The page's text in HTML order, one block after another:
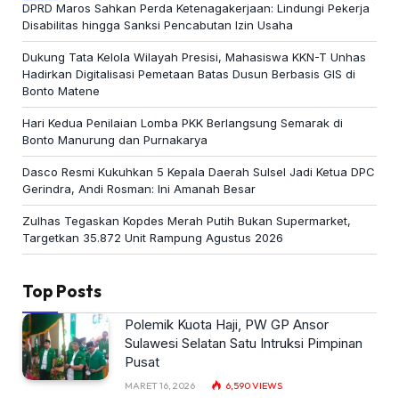
DPRD Maros Sahkan Perda Ketenagakerjaan: Lindungi Pekerja
Disabilitas hingga Sanksi Pencabutan Izin Usaha
Dukung Tata Kelola Wilayah Presisi, Mahasiswa KKN-T Unhas
Hadirkan Digitalisasi Pemetaan Batas Dusun Berbasis GIS di
Bonto Matene
Hari Kedua Penilaian Lomba PKK Berlangsung Semarak di
Bonto Manurung dan Purnakarya
Dasco Resmi Kukuhkan 5 Kepala Daerah Sulsel Jadi Ketua DPC
Gerindra, Andi Rosman: Ini Amanah Besar
Zulhas Tegaskan Kopdes Merah Putih Bukan Supermarket,
Targetkan 35.872 Unit Rampung Agustus 2026
Top Posts
Polemik Kuota Haji, PW GP Ansor
Sulawesi Selatan Satu Intruksi Pimpinan
Pusat
MARET 16, 2026 6,590VIEWS